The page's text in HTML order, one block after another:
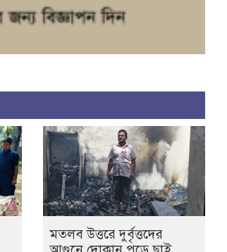
‎মতলব উত্তরে দুর্বৃত্তদের